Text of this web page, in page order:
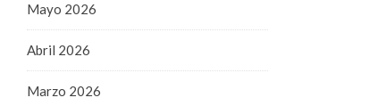
Mayo 2026
Abril 2026
Marzo 2026